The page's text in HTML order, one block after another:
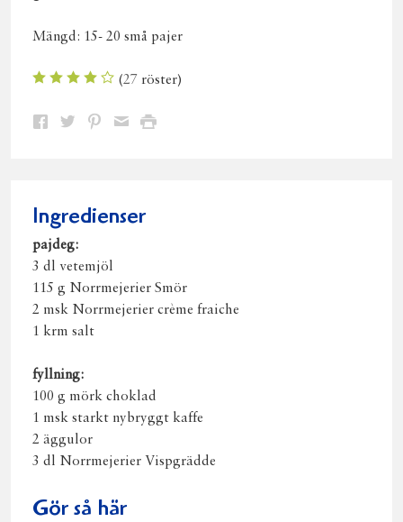
Mängd: 15- 20 små pajer
(27 röster)
Dela Dela Dela DelaSkriv
Ingredienser
pajdeg:
3 dl vetemjöl
115 g Norrmejerier Smör
2 msk Norrmejerier crème fraiche
1 krm salt
fyllning:
100 g mörk choklad
1 msk starkt nybryggt kaffe
2 äggulor
3 dl Norrmejerier Vispgrädde
Gör så här